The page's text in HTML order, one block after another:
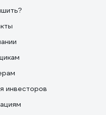
инвесторов